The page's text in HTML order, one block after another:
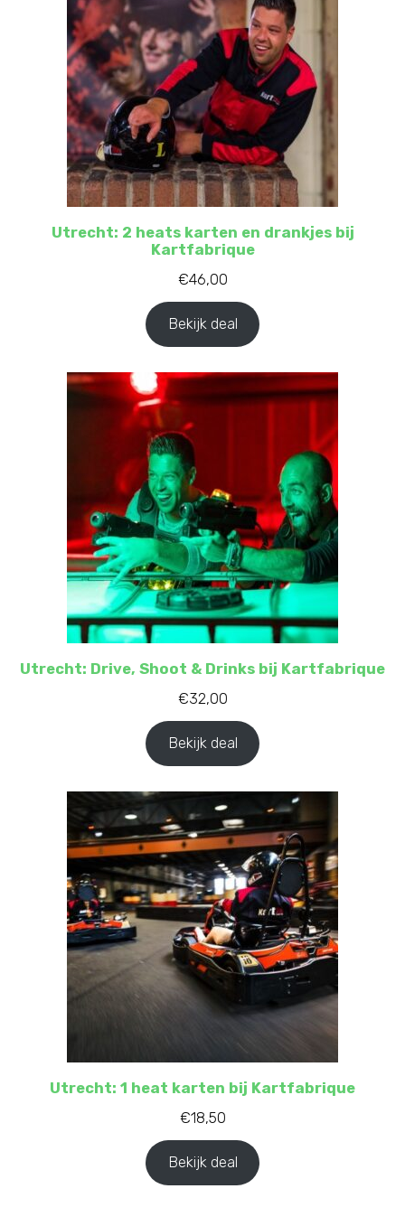
Utrecht: 2 heats karten en drankjes bij
Kartfabrique
€46,00
Bekijk deal
Utrecht: Drive, Shoot & Drinks bij Kartfabrique
€32,00
Bekijk deal
Utrecht: 1 heat karten bij Kartfabrique
€18,50
Bekijk deal